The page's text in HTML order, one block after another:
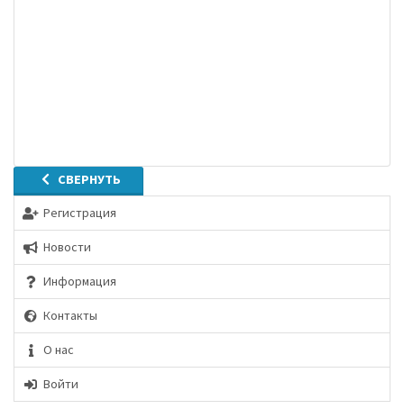
СВЕРНУТЬ
Регистрация
Новости
Информация
Контакты
О нас
Войти